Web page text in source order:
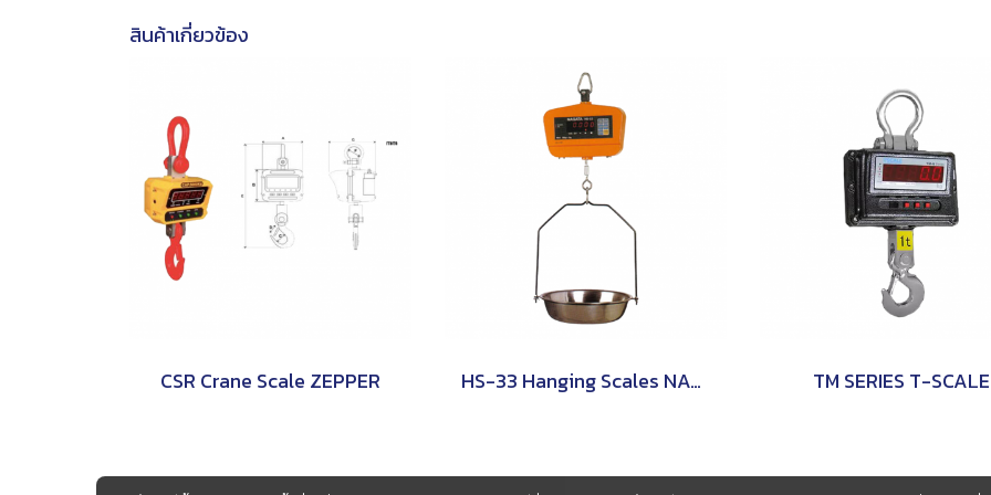
สินค้าเกี่ยวข้อง
CSR Crane Scale ZEPPER HS-33 Hanging Scales NAGATA TM SERIES T-SCALE